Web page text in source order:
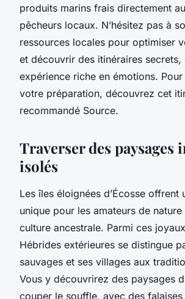
produits marins frais directement
pêcheurs locaux. N’hésitez pas à
ressources locales pour optimiser
et découvrir des itinéraires secrets,
expérience riche en émotions.
votre préparation, découvrez cet
recommandé Source.
Traverser des paysages
isolés
Les îles éloignées d’Écosse offrent
unique pour les amateurs de
culture ancestrale. Parmi ces
Hébrides extérieures se distingue
sauvages et ses villages aux
Vous y découvrirez des paysages
couper le souffle, avec des